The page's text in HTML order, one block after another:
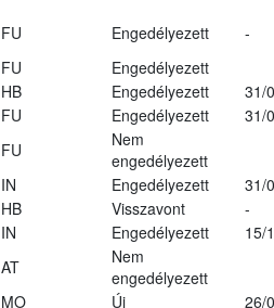
FU Engedélyezett
-
FU
Engedélyezett
HB Engedélyezett
31/
FU Engedélyezett
31/
FU
Nem
engedélyezett
IN Engedélyezett
31/
HB Visszavont
-
IN Engedélyezett
15/
AT
Nem
engedélyezett
MO Új
26/